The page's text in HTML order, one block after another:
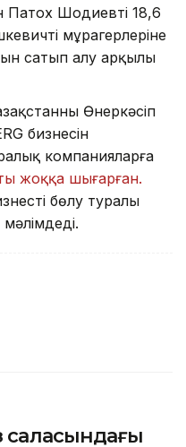
Патох Шодиевтің 18,6
мұрагерлеріне
сатып алу арқылы
Өнеркәсіп
бизнесін
компанияларға
жоққа шығарған.
бөлу туралы
саласындағы